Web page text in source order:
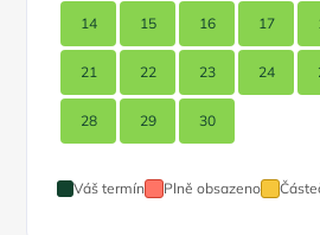
14 15 16 17
21 22 23 24
28 29 30
Váš termín Plně obsazeno